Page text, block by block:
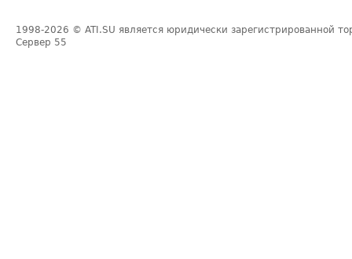
1998-2026 © ATI.SU является юридически зарегистрированной
Сервер 55